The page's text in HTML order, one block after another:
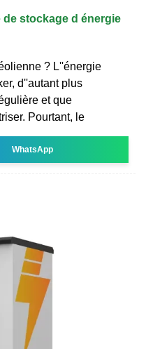
de stockage d énergie
? L''énergie
d''autant plus
et que
Pourtant, le
WhatsApp